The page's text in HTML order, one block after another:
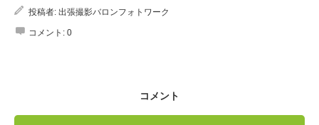
投稿者: 出張撮影バロンフォトワーク
コメント: 0
コメント